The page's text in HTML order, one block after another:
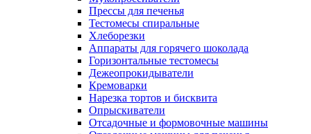
Прессы для печенья
Тестомесы спиральные
Хлеборезки
Аппараты для горячего шоколада
Горизонтальные тестомесы
Дежеопрокидыватели
Кремоварки
Нарезка тортов и бисквита
Опрыскиватели
Отсадочные и формовочные машины